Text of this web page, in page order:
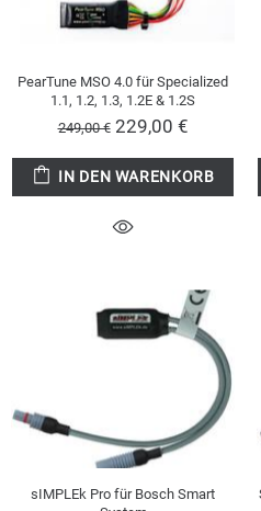
PearTune MSO 4.0 für Specialized
1.1, 1.2, 1.3, 1.2E & 1.2S
249,00 € 229,00 €
IN DEN WARENKORB
sIMPLEk Pro für Bosch Smart